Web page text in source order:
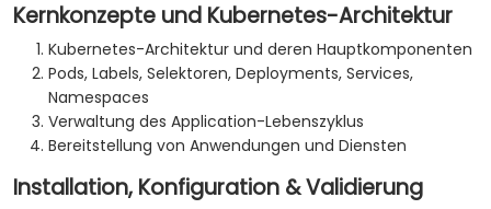
Kernkonzepte und Kubernetes-Architektur
Kubernetes-Architektur und deren Hauptkomponenten
Pods, Labels, Selektoren, Deployments, Services,
Namespaces
Verwaltung des Application-Lebenszyklus
Bereitstellung von Anwendungen und Diensten
Installation, Konfiguration & Validierung